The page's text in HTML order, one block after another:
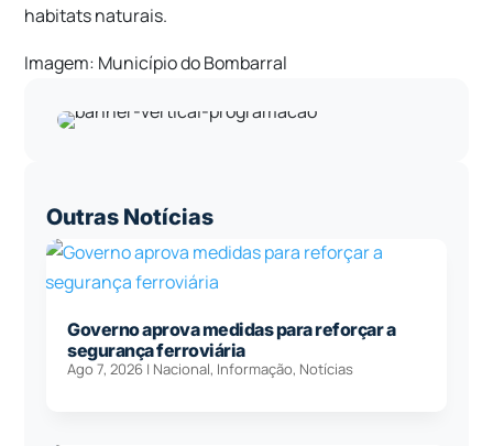
habitats naturais.
Imagem: Município do Bombarral
Outras Notícias
Governo aprova medidas para reforçar a
segurança ferroviária
Ago 7, 2026 | Nacional, Informação, Notícias